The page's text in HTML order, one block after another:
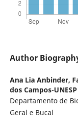
Author
Ana Lia Anbinder,
dos Campos-UNESP
Departamento de
Geral e Bucal